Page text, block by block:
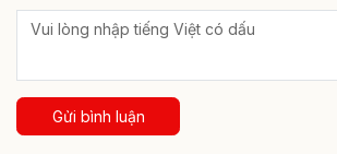
Gửi bình luận